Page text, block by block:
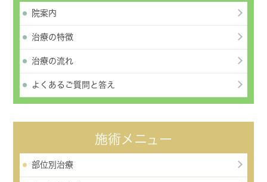
院案内
治療の特徴
治療の流れ
よくあるご質問と答え
施術メニュー
部位別治療